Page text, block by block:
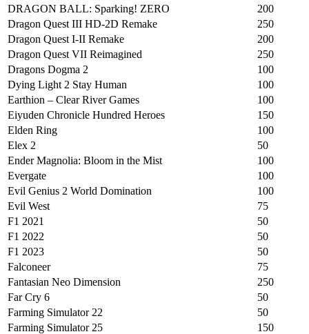
DRAGON BALL: Sparking! ZERO
200
Dragon Quest III HD-2D Remake
250
Dragon Quest I-II Remake
200
Dragon Quest VII Reimagined
250
Dragons Dogma 2
100
Dying Light 2 Stay Human
100
Earthion – Clear River Games
100
Eiyuden Chronicle Hundred Heroes
150
Elden Ring
100
Elex 2
50
Ender Magnolia: Bloom in the Mist
100
Evergate
100
Evil Genius 2 World Domination
100
Evil West
75
F1 2021
50
F1 2022
50
F1 2023
50
Falconeer
75
Fantasian Neo Dimension
250
Far Cry 6
50
Farming Simulator 22
50
Farming Simulator 25
150